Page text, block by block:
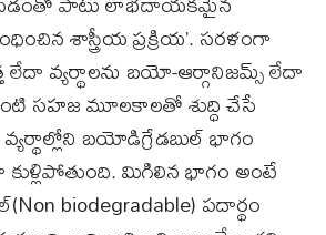
శాస్త్రీయ ప్రక్రియ’. సరళంగా
లేదా వ్యర్థాలను బయో-ఆర్గానిజమ్స్ లేదా
సహజ మూలకాలతో శుద్ధి చేసే
బయోడిగ్రేడబుల్ భాగం
మిగిలిన భాగం అంటే
biodegradable) పదార్థం